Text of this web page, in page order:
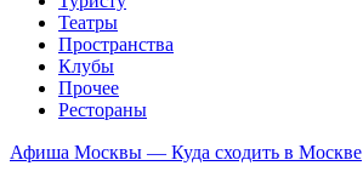
Театры
Пространства
Клубы
Прочее
Рестораны
Афиша Москвы — Куда сходить в Москве